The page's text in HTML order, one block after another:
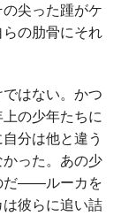
尖った踵がケ
の肋骨にそれ
はない。かつ
の少年たちに
分は他と違う
った。あの少
だ――ルーカを
彼らに追い詰